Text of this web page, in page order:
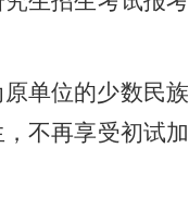
单位的少数民族
不再享受初试加